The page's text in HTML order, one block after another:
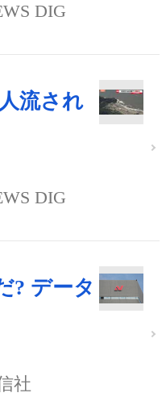
DIG
流され
DIG
? データ
社